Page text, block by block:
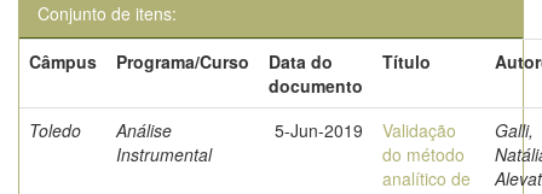
Conjunto de itens:
Câmpus
Programa/Curso
Data do
documento
Título
Toledo
Análise
Instrumental
5-Jun-2019
Validação
do método
analítico de
Galli,